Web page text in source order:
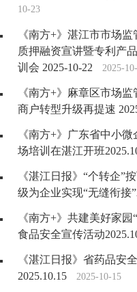
10-23
《南方+》湛江市市场
质押融资宣讲暨专利产
训会 2025-10-22
2025-
《南方+》麻章区市场
商户转型升级再提速
《南方+》广东省中小
场培训在湛江开班
《湛江日报》“个转企”
级为企业实现“无缝衔接
《南方+》共建美好家
食品安全宣传活动
《湛江日报》省药品安
2025.10.15
2025-10-15